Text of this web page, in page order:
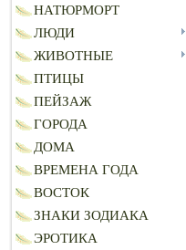
НАТЮРМОРТ
ЛЮДИ
ЖИВОТНЫЕ
ПТИЦЫ
ПЕЙЗАЖ
ГОРОДА
ДОМА
ВРЕМЕНА ГОДА
ВОСТОК
ЗНАКИ ЗОДИАКА
ЭРОТИКА